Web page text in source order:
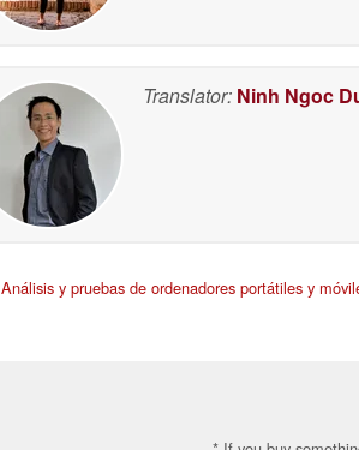
Translator: Ninh Ngoc
Análisis y pruebas de ordenadores portátiles y